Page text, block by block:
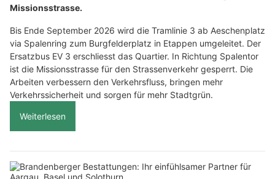
Missionsstrasse.
Bis Ende September 2026 wird die Tramlinie 3 ab Aeschenplatz
via Spalenring zum Burgfelderplatz in Etappen umgeleitet. Der
Ersatzbus EV 3 erschliesst das Quartier. In Richtung Spalentor
ist die Missionsstrasse für den Strassenverkehr gesperrt. Die
Arbeiten verbessern den Verkehrsfluss, bringen mehr
Verkehrssicherheit und sorgen für mehr Stadtgrün.
Weiterlesen